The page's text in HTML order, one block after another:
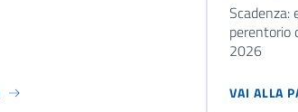
perentorio
2026
VAI ALLA